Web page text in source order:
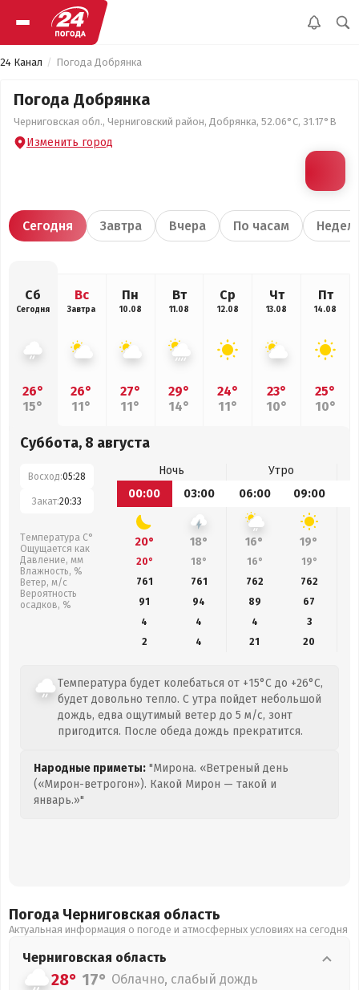
24 Канал Погода Добрянка
Погода Добрянка
Черниговская обл., Черниговский район, Добрянка, 52.06°С, 31.17°В
Изменить город
Сегодня Завтра Вчера По часам
Сб
Сегодня
26°
15°
Вс
Завтра
26°
11°
Пн
10.08
27°
11°
Вт
11.08
29°
14°
Ср
12.08
24°
11°
Чт
13.08
23°
10°
Пт
14.08
25°
10°
Суббота, 8 августа
Восход:05:28
Закат:20:33
Температура С°
Ощущается как
Давление, мм
Влажность, %
Ветер, м/с
Вероятность
осадков, %
Ночь
Утро
00:00
03:00 06:00 09:00
20° 18° 16° 19°
20° 18° 16° 19°
761
761 762 762
91
94 89 67
4
4 4
3
2
4 21 20
Температура будет колебаться от +15°C до +26°C,
будет довольно тепло. С утра пойдет небольшой
дождь, едва ощутимый ветер до 5 м/с, зонт
пригодится. После обеда дождь прекратится.
Народные приметы: "Мирона. «Ветреный день
(«Мирон-ветрогон»). Какой Мирон — такой и
январь.»"
Погода Черниговская область
Актуальная информация о погоде и атмосферных условиях на сегодня
Черниговская область
28° 17° Облачно, слабый дождь